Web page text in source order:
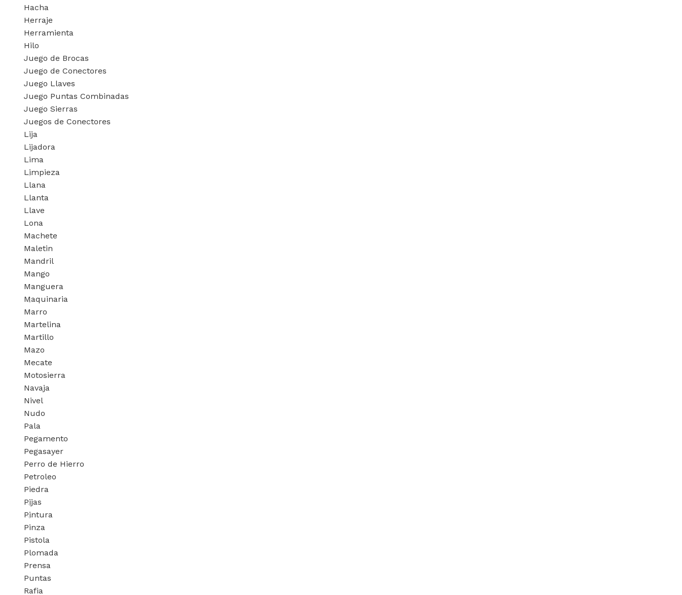
Hacha
Herraje
Herramienta
Hilo
Juego de Brocas
Juego de Conectores
Juego Llaves
Juego Puntas Combinadas
Juego Sierras
Juegos de Conectores
Lija
Lijadora
Lima
Limpieza
Llana
Llanta
Llave
Lona
Machete
Maletin
Mandril
Mango
Manguera
Maquinaria
Marro
Martelina
Martillo
Mazo
Mecate
Motosierra
Navaja
Nivel
Nudo
Pala
Pegamento
Pegasayer
Perro de Hierro
Petroleo
Piedra
Pijas
Pintura
Pinza
Pistola
Plomada
Prensa
Puntas
Rafia